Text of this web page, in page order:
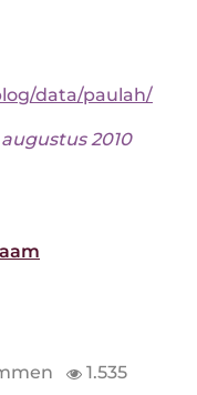
data/paulah/
augustus 2010
1.535